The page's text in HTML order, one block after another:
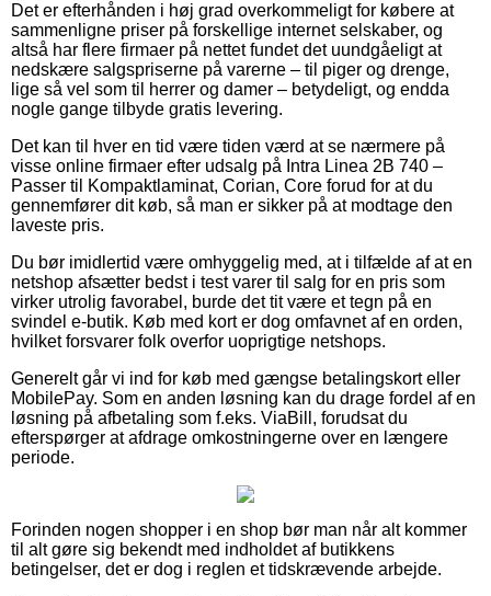
Det er efterhånden i høj grad overkommeligt for købere at
sammenligne priser på forskellige internet selskaber, og
altså har flere firmaer på nettet fundet det uundgåeligt at
nedskære salgspriserne på varerne – til piger og drenge,
lige så vel som til herrer og damer – betydeligt, og endda
nogle gange tilbyde gratis levering.
Det kan til hver en tid være tiden værd at se nærmere på
visse online firmaer efter udsalg på Intra Linea 2B 740 –
Passer til Kompaktlaminat, Corian, Core forud for at du
gennemfører dit køb, så man er sikker på at modtage den
laveste pris.
Du bør imidlertid være omhyggelig med, at i tilfælde af at en
netshop afsætter bedst i test varer til salg for en pris som
virker utrolig favorabel, burde det tit være et tegn på en
svindel e-butik. Køb med kort er dog omfavnet af en orden,
hvilket forsvarer folk overfor uoprigtige netshops.
Generelt går vi ind for køb med gængse betalingskort eller
MobilePay. Som en anden løsning kan du drage fordel af en
løsning på afbetaling som f.eks. ViaBill, forudsat du
efterspørger at afdrage omkostningerne over en længere
periode.
Forinden nogen shopper i en shop bør man når alt kommer
til alt gøre sig bekendt med indholdet af butikkens
betingelser, det er dog i reglen et tidskrævende arbejde.